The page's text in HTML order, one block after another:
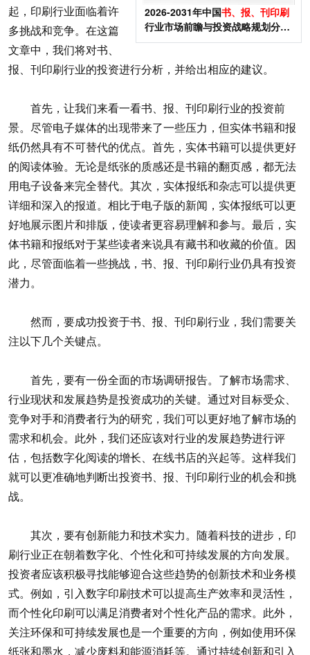
2026-2031年中国书、报、刊印刷
行业市场前瞻与投资战略规划分析
报告
起，印刷行业面临着许
多挑战和竞争。在这篇
文章中，我们将对书、
报、刊印刷行业的投资进行分析，并给出相应的建议。
首先，让我们来看一看书、报、刊印刷行业的投资前
景。尽管电子媒体的出现带来了一些压力，但实体书籍和报
纸仍然具有不可替代的优点。首先，实体书籍可以提供更好
的阅读体验。无论是纸张的质感还是书籍的翻页感，都无法
用电子设备来完全替代。其次，实体报纸和杂志可以提供更
详细和深入的报道。相比于电子版的新闻，实体报纸可以更
好地展示图片和排版，使读者更容易理解和参与。最后，实
体书籍和报纸对于某些读者来说具有藏书和收藏的价值。因
此，尽管面临着一些挑战，书、报、刊印刷行业仍具有投资
潜力。
然而，要成功投资于书、报、刊印刷行业，我们需要关
注以下几个关键点。
首先，要有一份全面的市场调研报告。了解市场需求、
行业现状和发展趋势是投资成功的关键。通过对目标受众、
竞争对手和消费者行为的研究，我们可以更好地了解市场的
需求和机会。此外，我们还应该对行业的发展趋势进行评
估，包括数字化阅读的增长、在线书店的兴起等。这样我们
就可以更准确地判断出投资书、报、刊印刷行业的机会和挑
战。
其次，要有创新能力和技术实力。随着科技的进步，印
刷行业正在朝着数字化、个性化和可持续发展的方向发展。
投资者应该积极寻找能够迎合这些趋势的创新技术和业务模
式。例如，引入数字印刷技术可以提高生产效率和灵活性，
而个性化印刷可以满足消费者对个性化产品的需求。此外，
关注环保和可持续发展也是一个重要的方向，例如使用环保
纸张和墨水，减少废料和能源消耗等。通过持续创新和引入